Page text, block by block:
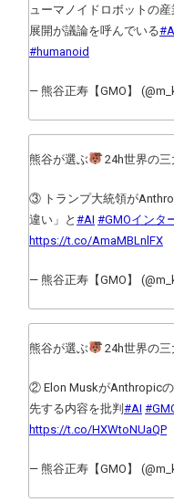
ューマノイドロボットの
展開が議論を呼んでいる
#humanoid
— 熊谷正寿【GMO】
熊谷が選ぶ 24h世界の
③ トランプ大統領が
違い」と #AI #GMOインタ
https://t.co/AmaMBLnlFX
— 熊谷正寿【GMO】
熊谷が選ぶ 24h世界の
② Elon MuskがAnthropic
先する内容を批判 #AI
https://t.co/HXWtoNUaQP
— 熊谷正寿【GMO】